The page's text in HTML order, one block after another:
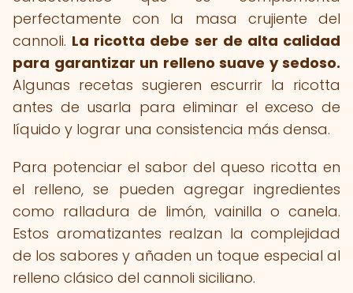
perfectamente con la masa crujiente del
cannoli. La ricotta debe ser de alta calidad
para garantizar un relleno suave y sedoso.
Algunas recetas sugieren escurrir la ricotta
antes de usarla para eliminar el exceso de
líquido y lograr una consistencia más densa.
Para potenciar el sabor del queso ricotta en
el relleno, se pueden agregar ingredientes
como ralladura de limón, vainilla o canela.
Estos aromatizantes realzan la complejidad
de los sabores y añaden un toque especial al
relleno clásico del cannoli siciliano.